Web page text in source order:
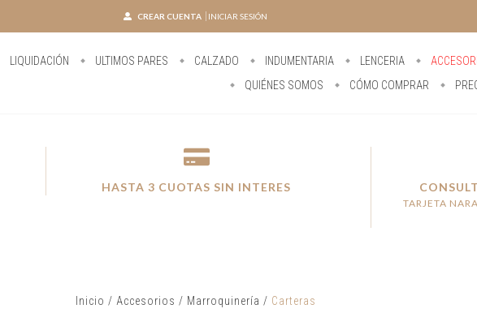
CREAR CUENTA INICIAR SESIÓN
LIQUIDACIÓN ULTIMOS PARES CALZADO INDUMENTARIA LENCERIA
QUIÉNES SOMOS
CÓMO COMPRAR
HASTA 3 CUOTAS SIN INTERES
TARJETA
Inicio / Accesorios / Marroquinería / Carteras